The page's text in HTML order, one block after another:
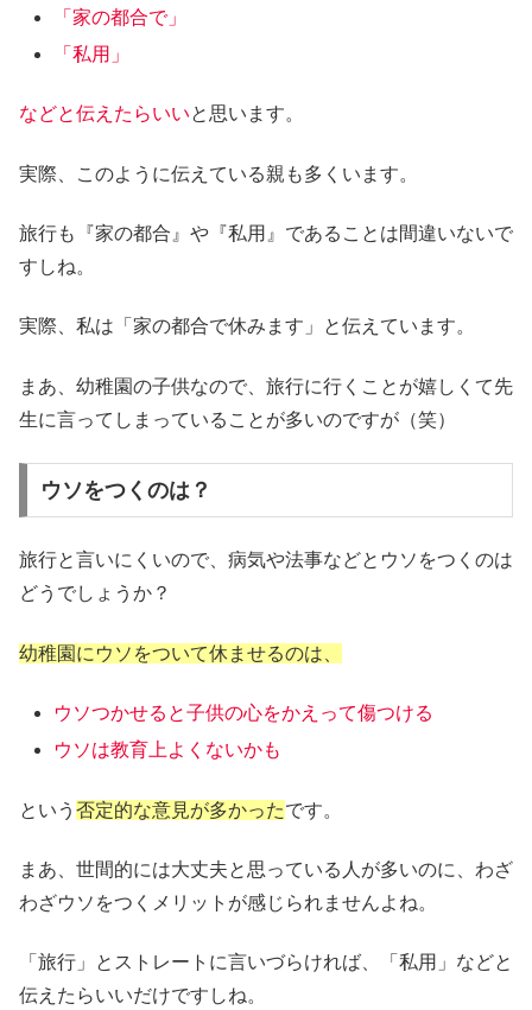
「家の都合で」
「私用」
などと伝えたらいいと思います。
実際、このように伝えている親も多くいます。
旅行も『家の都合』や『私用』であることは間違いないで
すしね。
実際、私は「家の都合で休みます」と伝えています。
まあ、幼稚園の子供なので、旅行に行くことが嬉しくて先
生に言ってしまっていることが多いのですが（笑）
ウソをつくのは？
旅行と言いにくいので、病気や法事などとウソをつくのは
どうでしょうか？
幼稚園にウソをついて休ませるのは、
ウソつかせると子供の心をかえって傷つける
ウソは教育上よくないかも
という 否定的な意見が多かったです。
まあ、世間的には大丈夫と思っている人が多いのに、わざ
わざウソをつくメリットが感じられませんよね。
「旅行」とストレートに言いづらければ、「私用」などと
伝えたらいいだけですしね。